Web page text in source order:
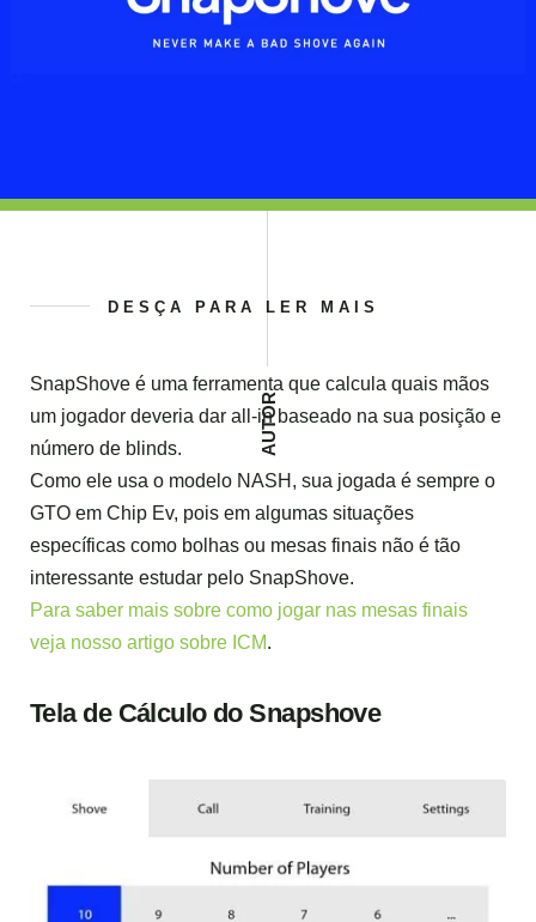
DESÇA PARA LER MAIS
SnapShove é uma ferramenta que calcula quais mãos
um jogador deveria dar all-in baseado na sua posição e
número de blinds.
Como ele usa o modelo NASH, sua jogada é sempre o
GTO em Chip Ev, pois em algumas situações
específicas como bolhas ou mesas finais não é tão
interessante estudar pelo SnapShove.
Para saber mais sobre como jogar nas mesas finais
veja nosso artigo sobre ICM.
Tela de Cálculo do Snapshove
AUTOR